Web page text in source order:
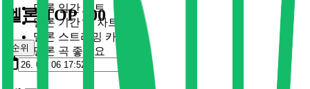
멜론 일간 차트
멜론 기간 별 차트
멜론 스트리밍 카드
멜론 곡 좋아요
멜론 TOP 100
순위